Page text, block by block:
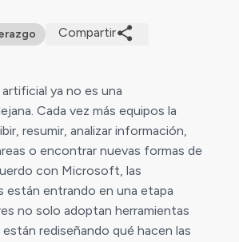
Compartir
ya no es una
Cada vez más equipos la
resumir, analizar información,
o encontrar nuevas formas de
con Microsoft, las
están entrando en una etapa
no solo adoptan herramientas
rediseñando qué hacen las